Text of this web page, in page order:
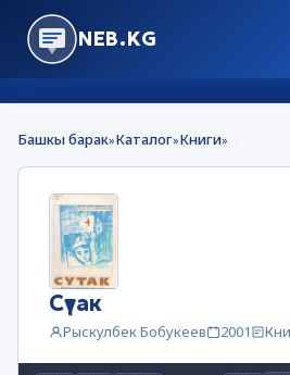
NEB.KG
Башкы барак»Каталог»Книги»
Сүтак
Рыскулбек Бобукеев 2001